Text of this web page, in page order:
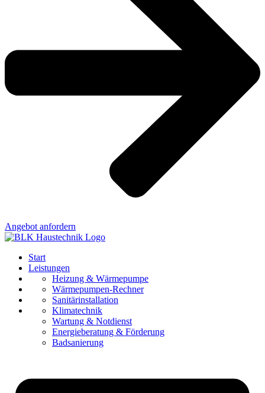
Angebot anfordern
Start
Leistungen
Heizung & Wärmepumpe
Wärmepumpen-Rechner
Sanitärinstallation
Klimatechnik
Wartung & Notdienst
Energieberatung & Förderung
Badsanierung
Referenzen
Über uns
Karriere
Kontakt